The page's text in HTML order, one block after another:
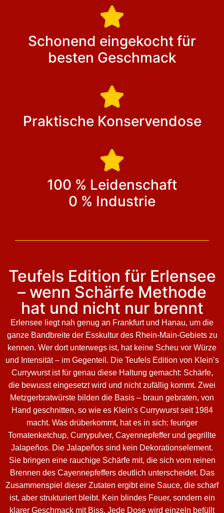
Schonend eingekocht für
besten Geschmack
Praktische Konservendose
100 % Leidenschaft
0 % Industrie
Teufels Edition für Erlensee
– wenn Schärfe Methode
hat und nicht nur brennt
Erlensee liegt nah genug an Frankfurt und Hanau, um die
ganze Bandbreite der Esskultur des Rhein-Main-Gebiets zu
kennen. Wer dort unterwegs ist, hat keine Scheu vor Würze
und Intensität – im Gegenteil. Die Teufels Edition von Klein’s
Currywurst ist für genau diese Haltung gemacht: Schärfe,
die bewusst eingesetzt wird und nicht zufällig kommt. Zwei
Metzgerbratwürste bilden die Basis – braun gebraten, von
Hand geschnitten, so wie es Klein’s Currywurst seit 1984
macht. Was drüberkommt, hat es in sich: feuriger
Tomatenketchup, Currypulver, Cayennepfeffer und gegrillte
Jalapeños. Die Jalapeños sind kein Dekorationselement.
Sie bringen eine rauchige Schärfe mit, die sich vom reinen
Brennen des Cayennepfeffers deutlich unterscheidet. Das
Zusammenspiel dieser Zutaten ergibt eine Sauce, die scharf
ist, aber strukturiert bleibt. Kein blindes Feuer, sondern ein
klarer Geschmack mit Biss. Jede Dose wird einzeln befüllt